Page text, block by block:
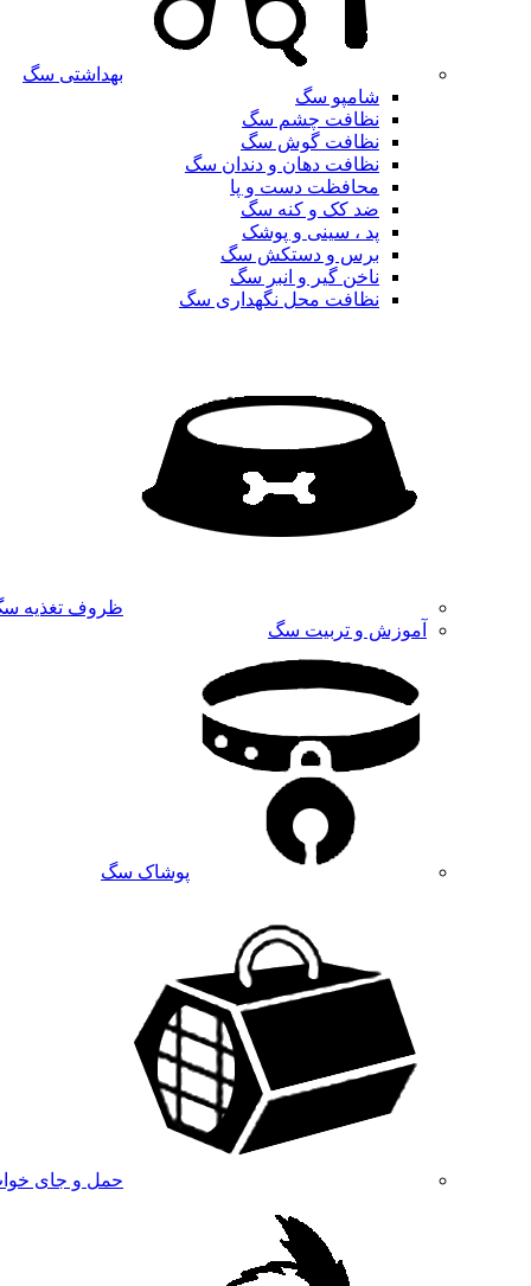
بهداشتی سگ
شامپو سگ
نظافت چشم سگ
نظافت گوش سگ
نظافت دهان و دندان سگ
محافظت دست و پا
ضد کک و کنه سگ
پد ، سینی و پوشک
برس و دستکش سگ
ناخن گیر و انبر سگ
نظافت محل نگهداری سگ
ظروف تغذیه
آموزش و تربیت سگ
پوشاک سگ
حمل و جای